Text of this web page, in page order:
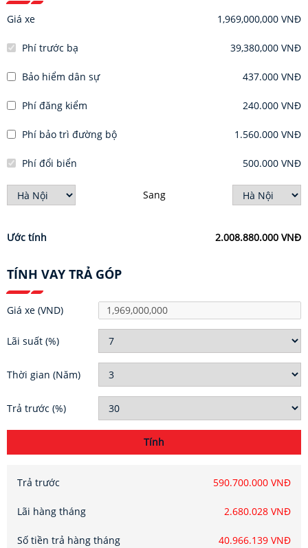
Giá xe 1,969,000,000 VNĐ
Phí trước bạ 39,380,000 VNĐ
Bảo hiểm dân sự 437.000 VNĐ
Phí đăng kiểm 240.000 VNĐ
Phí bảo trì đường bộ 1.560.000 VNĐ
Phí đổi biển 500.000 VNĐ
Sang
Ước tính 2.008.880.000 VNĐ
TÍNH VAY TRẢ GÓP
Giá xe (VND)
Lãi suất (%)
Thời gian (Năm)
Trả trước (%)
Tính
Trả trước 590.700.000 VNĐ
Lãi hàng tháng 2.680.028 VNĐ
Số tiền trả hàng tháng 40.966.139 VNĐ